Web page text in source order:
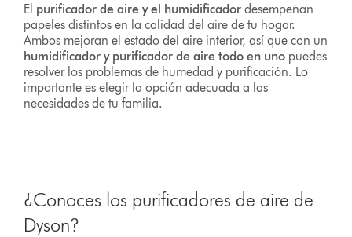
El purificador de aire y el humidificador desempeñan
papeles distintos en la calidad del aire de tu hogar.
Ambos mejoran el estado del aire interior, así que con un
humidificador y purificador de aire todo en uno puedes
resolver los problemas de humedad y purificación. Lo
importante es elegir la opción adecuada a las
necesidades de tu familia.
¿Conoces los purificadores de aire de
Dyson?